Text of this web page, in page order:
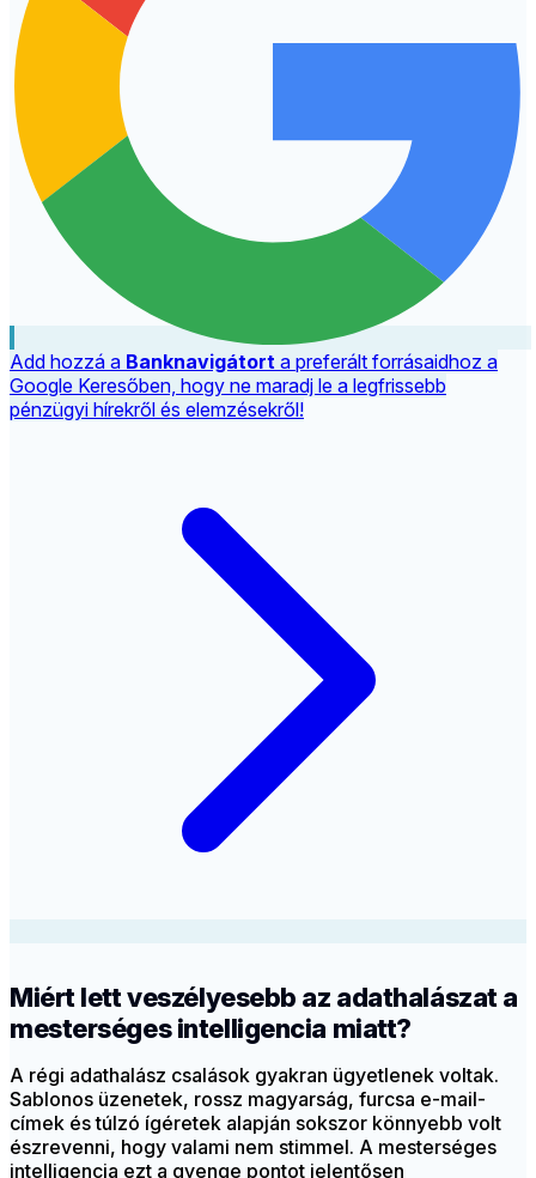
Add hozzá a Banknavigátort a preferált forrásaidhoz a
Google Keresőben, hogy ne maradj le a legfrissebb
pénzügyi hírekről és elemzésekről!
Miért lett veszélyesebb az adathalászat a
mesterséges intelligencia miatt?
A régi adathalász csalások gyakran ügyetlenek voltak.
Sablonos üzenetek, rossz magyarság, furcsa e-mail-
címek és túlzó ígéretek alapján sokszor könnyebb volt
észrevenni, hogy valami nem stimmel. A mesterséges
intelligencia ezt a gyenge pontot jelentősen